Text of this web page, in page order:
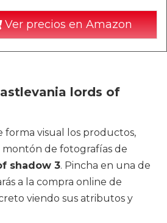
Ver precios en Amazon
lords of
forma visual los productos,
de fotografías de
shadow 3. Pincha en una de
a la compra online de
viendo sus atributos y